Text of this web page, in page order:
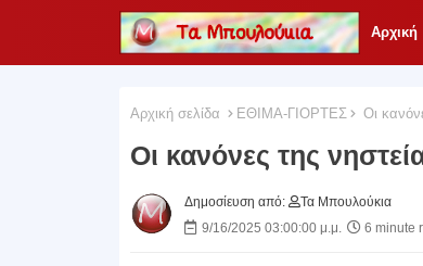
Αρχική
Αρχική σελίδα ΕΘΙΜΑ-ΓΙΟΡΤΕΣ Οι
Οι κανόνες της
Δημοσίευση από:
Τα Μπουλούκια
9/16/2025 03:00:00 μ.μ.
6 minute